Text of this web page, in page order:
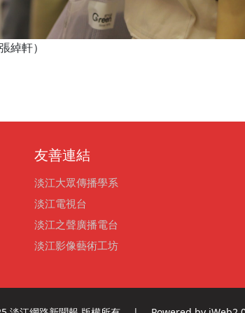
綽軒）
友善連結
淡江大眾傳播學系
淡江電視台
淡江之聲廣播電台
淡江影像藝術工坊